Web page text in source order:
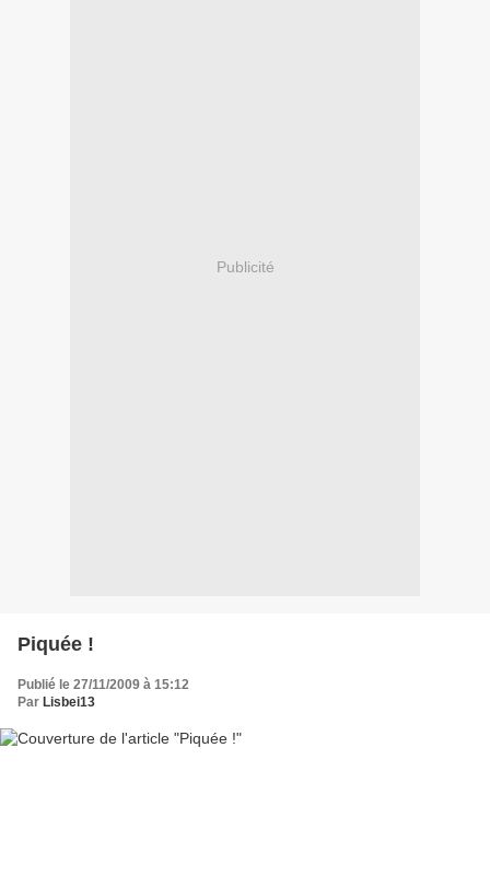
Publicité
Piquée !
Publié le 27/11/2009 à 15:12
Par Lisbei13